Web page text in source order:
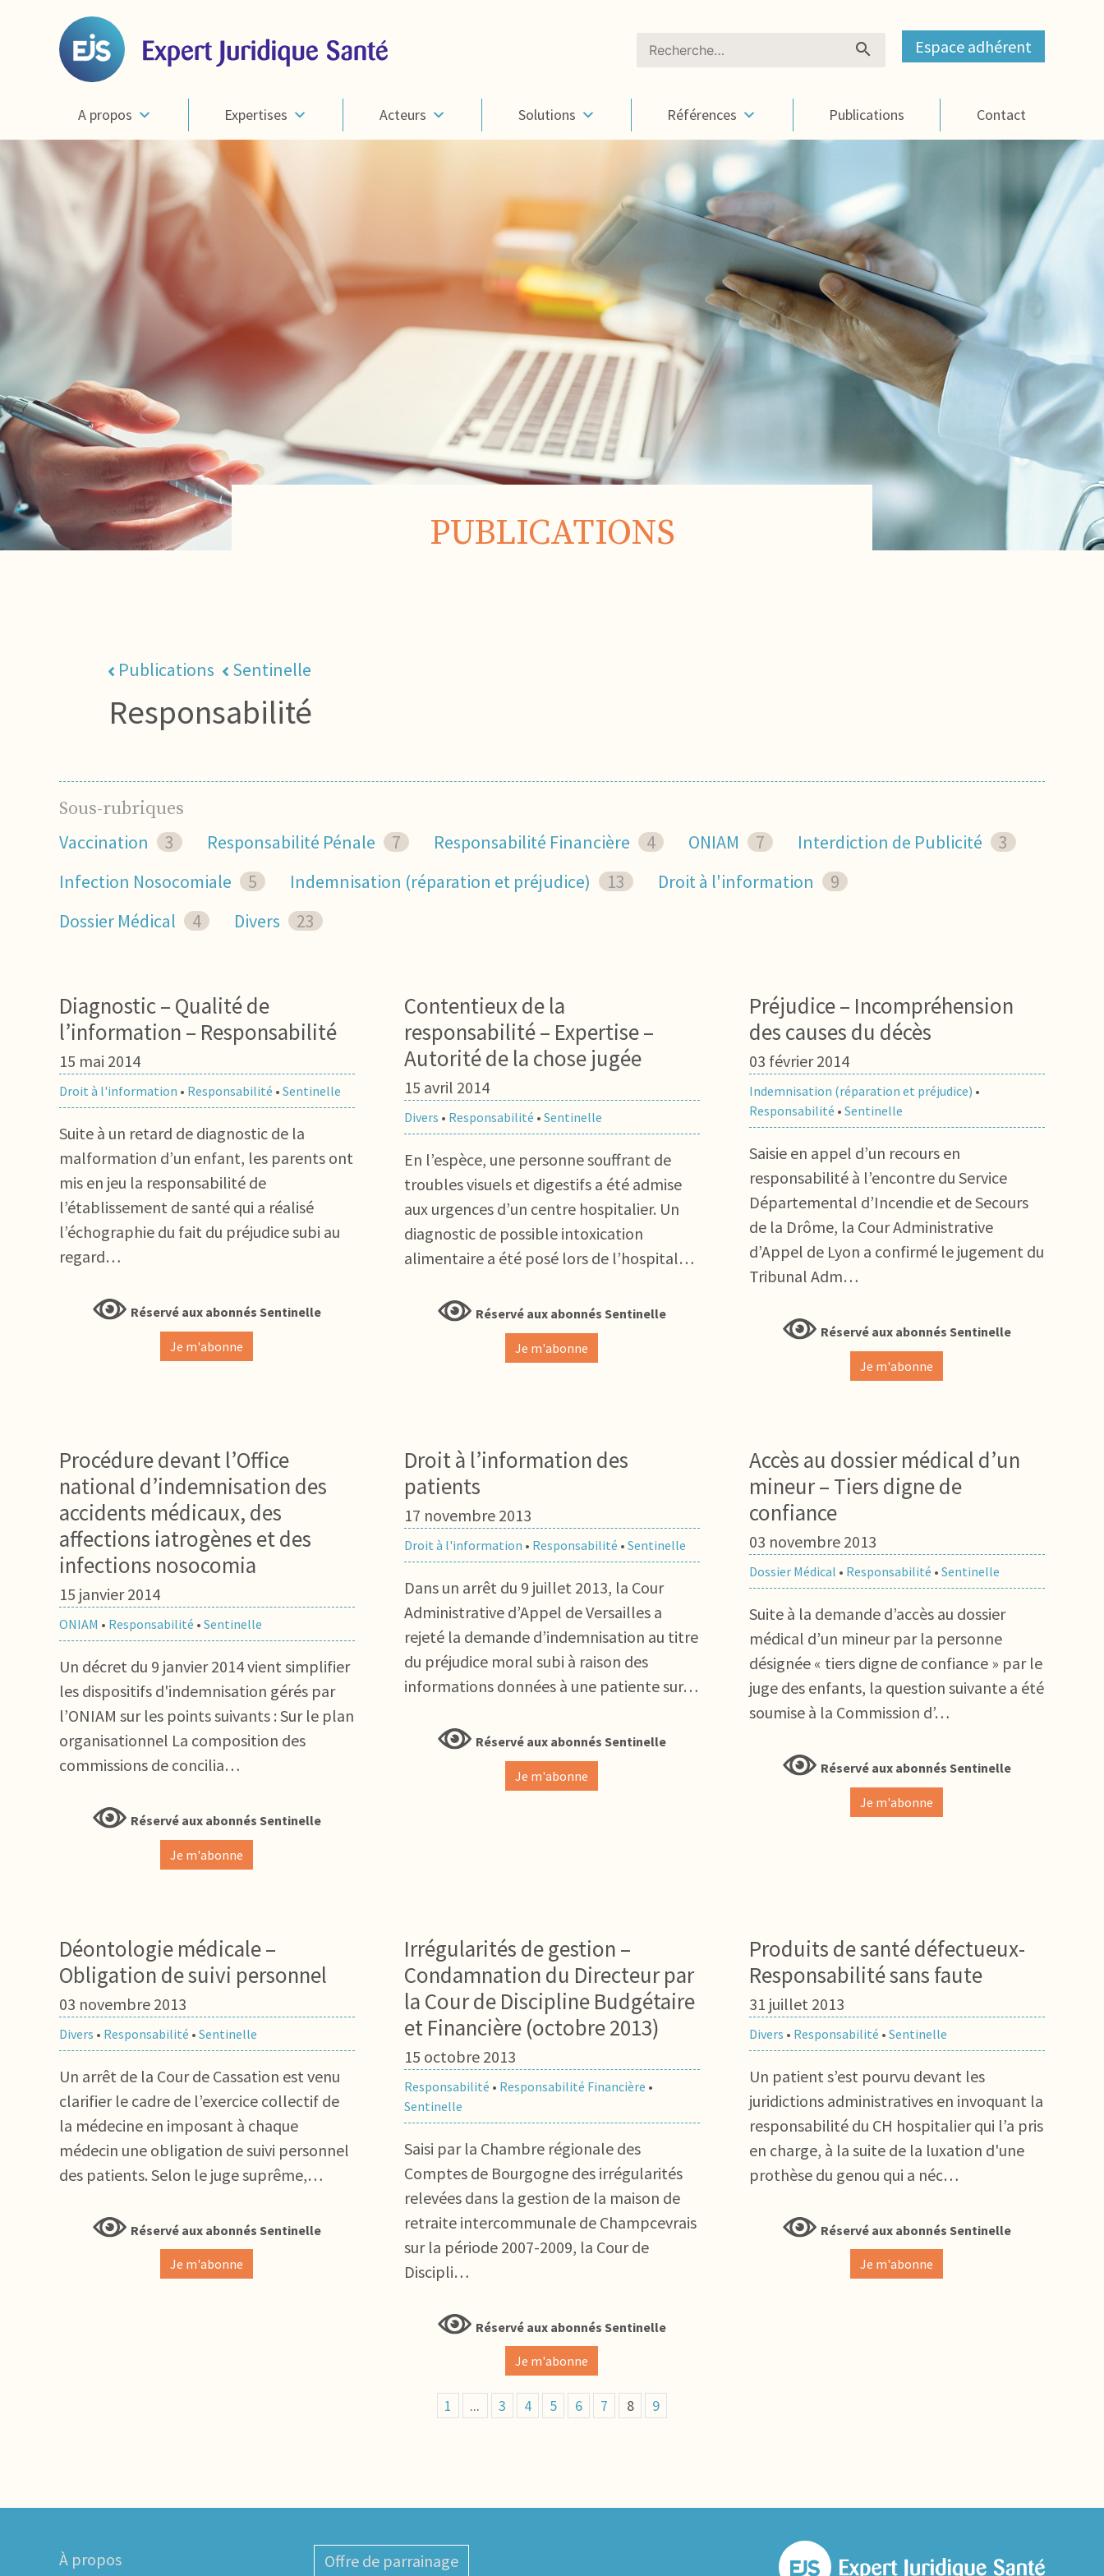
Rechercher : Espace adhérent
A propos Expertises Acteurs Solutions Références Publications Contact
PUBLICATIONS
Publications Sentinelle
Responsabilité
Sous-rubriques
Vaccination 3 Responsabilité Pénale 7 Responsabilité Financière 4 ONIAM 7 Interdiction de Publicité
3
Infection Nosocomiale
5 Indemnisation (réparation et préjudice) 13 Droit à l'information
9
Dossier Médical
4 Divers 23
Diagnostic – Qualité de
l’information – Responsabilité
15 mai 2014
Droit à l'information • Responsabilité • Sentinelle
Suite à un retard de diagnostic de la
malformation d’un enfant, les parents ont
mis en jeu la responsabilité de
l’établissement de santé qui a réalisé
l’échographie du fait du préjudice subi au
regard…
Réservé aux abonnés Sentinelle
Je m'abonne
Contentieux de la
responsabilité – Expertise –
Autorité de la chose jugée
15 avril 2014
Divers • Responsabilité • Sentinelle
En l’espèce, une personne souffrant de
troubles visuels et digestifs a été admise
aux urgences d’un centre hospitalier. Un
diagnostic de possible intoxication
alimentaire a été posé lors de l’hospital…
Réservé aux abonnés Sentinelle
Je m'abonne
Préjudice – Incompréhension
des causes du décès
03 février 2014
Indemnisation (réparation et préjudice) •
Responsabilité • Sentinelle
Saisie en appel d’un recours en
responsabilité à l’encontre du Service
Départemental d’Incendie et de Secours
de la Drôme, la Cour Administrative
d’Appel de Lyon a confirmé le jugement du
Tribunal Adm…
Réservé aux abonnés Sentinelle
Je m'abonne
Procédure devant l’Office
national d’indemnisation des
accidents médicaux, des
affections iatrogènes et des
infections nosocomia
15 janvier 2014
ONIAM • Responsabilité • Sentinelle
Un décret du 9 janvier 2014 vient simplifier
les dispositifs d'indemnisation gérés par
l’ONIAM sur les points suivants : Sur le plan
organisationnel La composition des
commissions de concilia…
Réservé aux abonnés Sentinelle
Je m'abonne
Droit à l’information des
patients
17 novembre 2013
Droit à l'information • Responsabilité • Sentinelle
Dans un arrêt du 9 juillet 2013, la Cour
Administrative d’Appel de Versailles a
rejeté la demande d’indemnisation au titre
du préjudice moral subi à raison des
informations données à une patiente sur…
Réservé aux abonnés Sentinelle
Je m'abonne
Accès au dossier médical d’un
mineur – Tiers digne de
confiance
03 novembre 2013
Dossier Médical • Responsabilité • Sentinelle
Suite à la demande d’accès au dossier
médical d’un mineur par la personne
désignée « tiers digne de confiance » par le
juge des enfants, la question suivante a été
soumise à la Commission d’…
Réservé aux abonnés Sentinelle
Je m'abonne
Déontologie médicale –
Obligation de suivi personnel
03 novembre 2013
Divers • Responsabilité • Sentinelle
Un arrêt de la Cour de Cassation est venu
clarifier le cadre de l’exercice collectif de
la médecine en imposant à chaque
médecin une obligation de suivi personnel
des patients. Selon le juge suprême,…
Réservé aux abonnés Sentinelle
Je m'abonne
Irrégularités de gestion –
Condamnation du Directeur par
la Cour de Discipline Budgétaire
et Financière (octobre 2013)
15 octobre 2013
Responsabilité • Responsabilité Financière •
Sentinelle
Saisi par la Chambre régionale des
Comptes de Bourgogne des irrégularités
relevées dans la gestion de la maison de
retraite intercommunale de Champcevrais
sur la période 2007-2009, la Cour de
Discipli…
Réservé aux abonnés Sentinelle
Je m'abonne
Produits de santé défectueux-
Responsabilité sans faute
31 juillet 2013
Divers • Responsabilité • Sentinelle
Un patient s’est pourvu devant les
juridictions administratives en invoquant la
responsabilité du CH hospitalier qui l’a pris
en charge, à la suite de la luxation d'une
prothèse du genou qui a néc…
Réservé aux abonnés Sentinelle
Je m'abonne
1 ... 3 4 5 6 7 8 9
À propos Offre de parrainage